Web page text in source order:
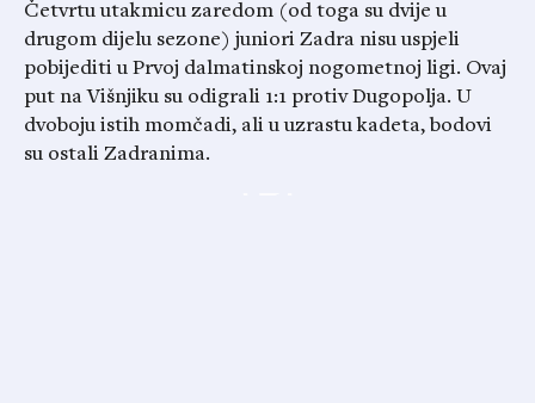
Četvrtu utakmicu zaredom (od toga su dvije u
drugom dijelu sezone) juniori Zadra nisu uspjeli
pobijediti u Prvoj dalmatinskoj nogometnoj ligi. Ovaj
put na Višnjiku su odigrali 1:1 protiv Dugopolja. U
dvoboju istih momčadi, ali u uzrastu kadeta, bodovi
su ostali Zadranima.